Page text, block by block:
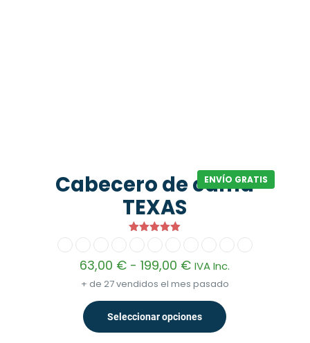
ENVÍO GRATIS
Cabecero de cama
TEXAS
5.00
de 5
63,00 € - 199,00 €Rango
precios:
desde
63,00 €
hasta
IVA Inc.
+ de 27 vendidos el mes pasado
Seleccionar opciones
Este
producto